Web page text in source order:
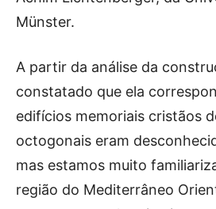
Münster.
A partir da análise da
constatado que ela
edifícios memoriais cristãos
octogonais eram
mas estamos muito
região do Mediterrâneo